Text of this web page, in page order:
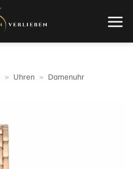
» Uhren » Damenuhr